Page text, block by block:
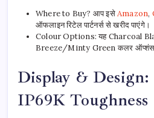
Where to Buy? आप इसेAmazon,
ऑफलाइन रिटेल पार्टनर्स से खरीद पाएंगे।
Colour Options: यह Charcoal
Breeze/Minty Green कलर ऑप्शंस
Display & Design:
IP69K Toughness